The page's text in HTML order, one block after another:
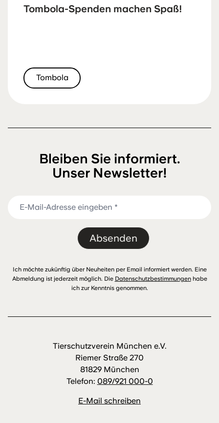
Tombola-Spenden machen Spaß!
Tombola
Tierschutzverein München e.V.
Riemer Straße 270
81829 München
Telefon: 089/921 000-0
E-Mail schreiben
Bleiben Sie informiert.
Unser Newsletter!
Absenden
Ich möchte zukünftig über Neuheiten per Email informiert werden. Eine
Abmeldung ist jederzeit möglich. Die Datenschutzbestimmungenhabe
ich zur Kenntnis genommen.